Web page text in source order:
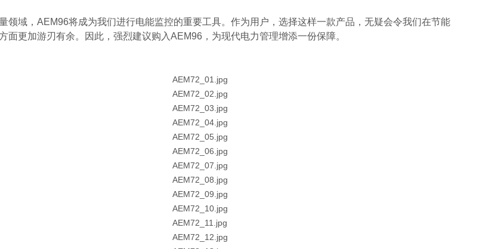
领域，AEM96将成为我们进行电能监控的重要工具。作为用户，选择这样一款产品，无疑会令我们在节能
面更加游刃有余。因此，强烈建议购入AEM96，为现代电力管理增添一份保障。